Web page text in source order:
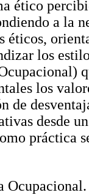
ético
a la
éticos,
los
los
de
desde
práctica